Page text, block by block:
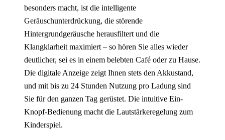
besonders macht, ist die intelligente
Geräuschunterdrückung, die störende
Hintergrundgeräusche herausfiltert und die
Klangklarheit maximiert – so hören Sie alles wieder
deutlicher, sei es in einem belebten Café oder zu Hause.
Die digitale Anzeige zeigt Ihnen stets den Akkustand,
und mit bis zu 24 Stunden Nutzung pro Ladung sind
Sie für den ganzen Tag gerüstet. Die intuitive Ein-
Knopf-Bedienung macht die Lautstärkeregelung zum
Kinderspiel.